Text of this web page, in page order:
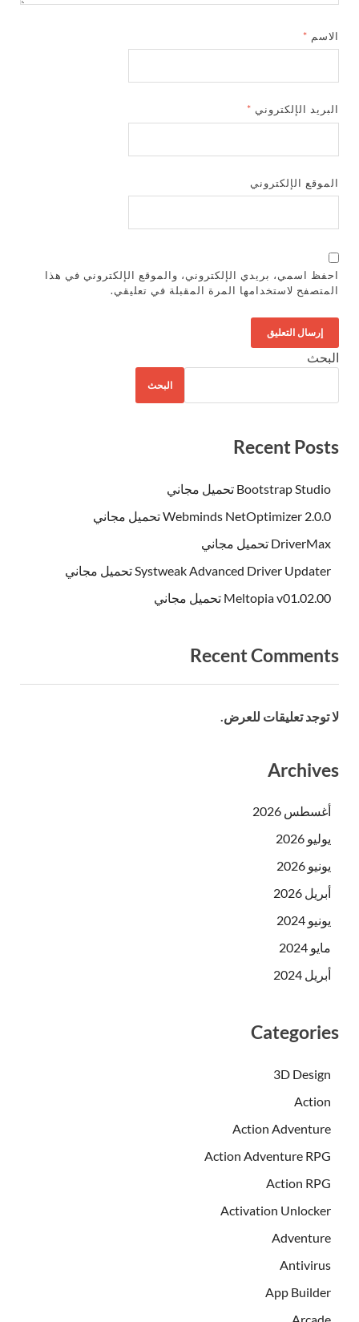
الاسم *
البريد الإلكتروني *
الموقع الإلكتروني
احفظ اسمي، بريدي الإلكتروني، والموقع الإلكتروني في هذا
المتصفح لاستخدامها المرة المقبلة في تعليقي.
البحث
البحث
Recent Posts
Bootstrap Studio تحميل مجاني
Webminds NetOptimizer 2.0.0 تحميل مجاني
DriverMax تحميل مجاني
Systweak Advanced Driver Updater تحميل مجاني
Meltopia v01.02.00 تحميل مجاني
Recent Comments
لا توجد تعليقات للعرض.
Archives
أغسطس 2026
يوليو 2026
يونيو 2026
أبريل 2026
يونيو 2024
مايو 2024
أبريل 2024
Categories
3D Design
Action
Action Adventure
Action Adventure RPG
Action RPG
Activation Unlocker
Adventure
Antivirus
App Builder